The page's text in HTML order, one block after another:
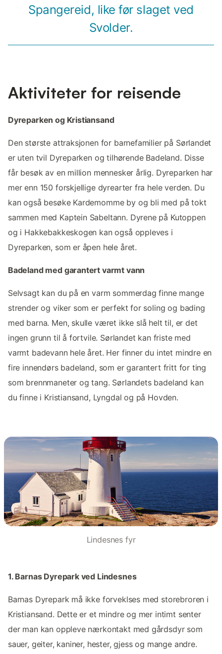
Spangereid, like før slaget ved
Svolder.
Aktiviteter for reisende
Dyreparken og Kristiansand
Den største attraksjonen for barnefamilier på Sørlandet
er uten tvil Dyreparken og tilhørende Badeland. Disse
får besøk av en million mennesker årlig. Dyreparken har
mer enn 150 forskjellige dyrearter fra hele verden. Du
kan også besøke Kardemomme by og bli med på tokt
sammen med Kaptein Sabeltann. Dyrene på Kutoppen
og i Hakkebakkeskogen kan også oppleves i
Dyreparken, som er åpen hele året.
Badeland med garantert varmt vann
Selvsagt kan du på en varm sommerdag finne mange
strender og viker som er perfekt for soling og bading
med barna. Men, skulle været ikke slå helt til, er det
ingen grunn til å fortvile. Sørlandet kan friste med
varmt badevann hele året. Her finner du intet mindre en
fire innendørs badeland, som er garantert fritt for ting
som brennmaneter og tang. Sørlandets badeland kan
du finne i Kristiansand, Lyngdal og på Hovden.
Lindesnes fyr
1. Barnas Dyrepark ved Lindesnes
Barnas Dyrepark må ikke forveklses med storebroren i
Kristiansand. Dette er et mindre og mer intimt senter
der man kan oppleve nærkontakt med gårdsdyr som
sauer, geiter, kaniner, hester, gjess og mange andre.